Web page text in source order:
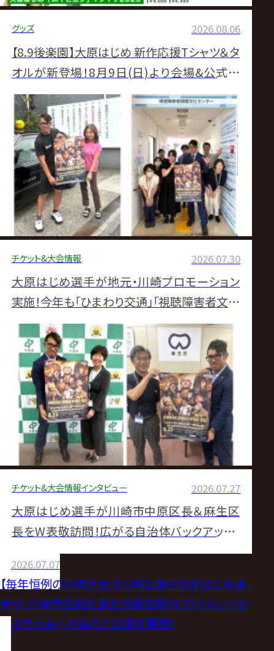
グッズ 2026.08.06
【8.9後楽園】大原はじめ 新作応援Tシャツ＆タ
オルが新登場！8月9日(日)より会場&公式通
販サイトにて販売スタート！
チケット&大会情報 2026.07.30
大原はじめ選手が地元・川崎プロモーション
実施！今年も「ひまわり交通」「視聴障害者文化
センター」と連携して川崎大会を盛り上げる！
【8.23カルッツかわさき大会開催！】
チケット&大会情報インタビュー 2026.07.27
大原はじめ選手が川崎市中原区長＆麻生区
長をW表敬訪問！広がる自治体バックアップ、
川崎大会への協力呼びかけ！【毎夏恒例の
8.23カルッツかわさき大会開催！】
2026.07.07
【毎年恒例の川崎大会！】川崎出身の大原はじめ選
手が、川崎市宮前区長を表敬訪問！8.23カルッツか
わさき大会への協力と応援を要請！